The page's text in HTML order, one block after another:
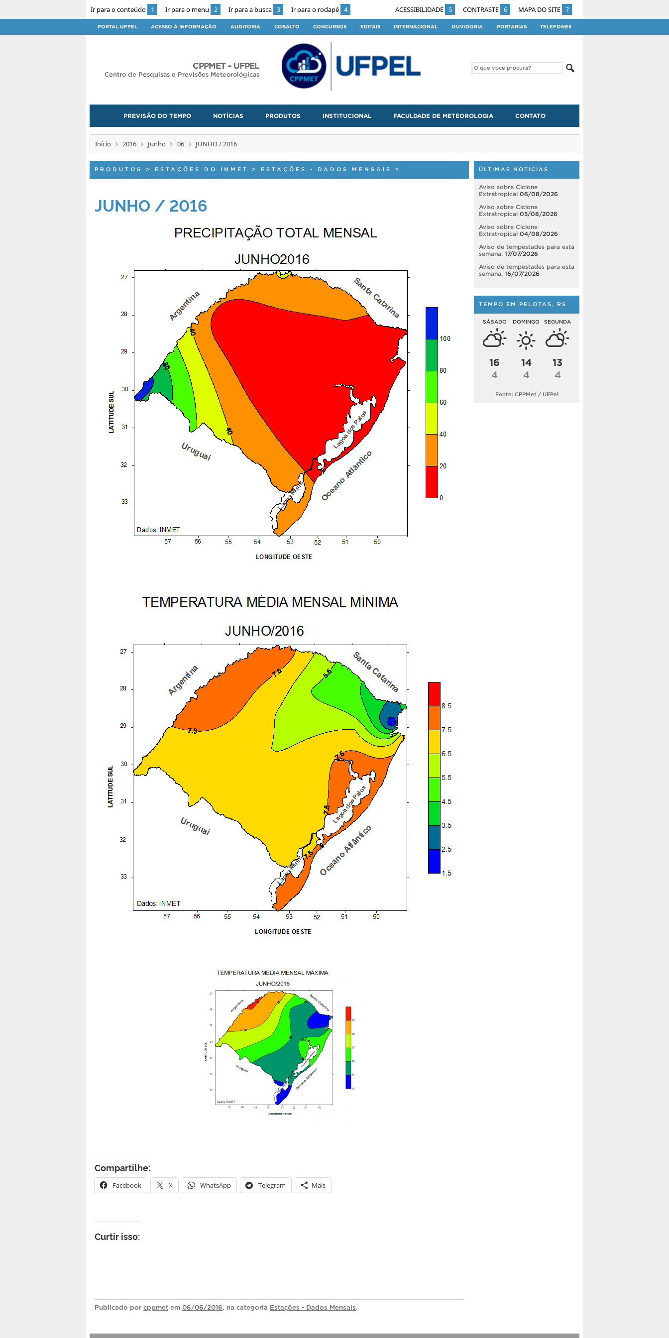
Ir para o conteúdo 1 Ir para o menu 2 Ir para a busca 3 Ir para o rodapé 4 ACESSIBILIDADE 5 CONTRASTE 6 MAPA DO SITE 7
PORTAL UFPEL ACESSO À INFORMAÇÃO AUDITORIA COBALTO CONCURSOS EDITAIS INTERNACIONAL OUVIDORIA PORTARIAS TELEFONES
CPPMET – UFPEL
Centro de Pesquisas e Previsões Meteorológicas
PREVISÃO DO TEMPO NOTÍCIAS PRODUTOS INSTITUCIONAL FACULDADE DE METEOROLOGIA CONTATO
Início 2016 Junho 06 JUNHO / 2016
PRODUTOS > ESTAÇÕES DO INMET > ESTAÇÕES - DADOS MENSAIS >
JUNHO / 2016
Compartilhe:
Facebook X WhatsApp Telegram Mais
Curtir isso:
Publicado por cppmet em 06/06/2016, na categoria Estações - Dados Mensais.
ÚLTIMAS NOTICIAS
Aviso sobre Ciclone
Extratropical 06/08/2026
Aviso sobre Ciclone
Extratropical 05/08/2026
Aviso sobre Ciclone
Extratropical 04/08/2026
Aviso de tempestades para esta
semana. 17/07/2026
Aviso de tempestades para esta
semana. 16/07/2026
TEMPO EM PELOTAS, RS
SÁBADO
16
4
DOMINGO
14
4
SEGUNDA
13
4
Fonte: CPPMet / UFPel